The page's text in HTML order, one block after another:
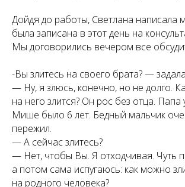
Дойдя до работы, Светлана написала
была записана в этот день на
Мы договорились вечером все
-Вы злитесь на своего брата? —
— Ну, я злюсь, конечно, но не долго.
на него злится? Он рос без отца. Папа
Мише было 6 лет. Бедный мальчик
пережил.
— А сейчас злитесь?
— Нет, чтобы Вы. Я отходчивая. Чуть
а потом сама испугаюсь: как можно
на родного человека?